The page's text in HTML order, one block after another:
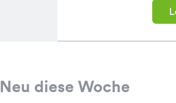
Neu diese Woche